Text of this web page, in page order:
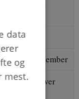
april
i september
6. bliver
data
og
mest.